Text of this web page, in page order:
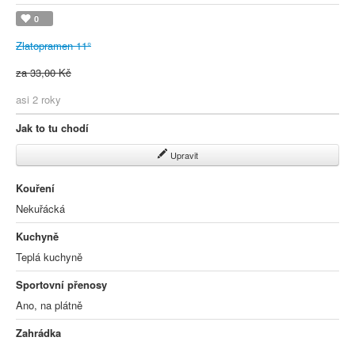
0
Zlatopramen 11°
za 33,00 Kč
asi 2 roky
Jak to tu chodí
Upravit
Kouření
Nekuřácká
Kuchyně
Teplá kuchyně
Sportovní přenosy
Ano, na plátně
Zahrádka